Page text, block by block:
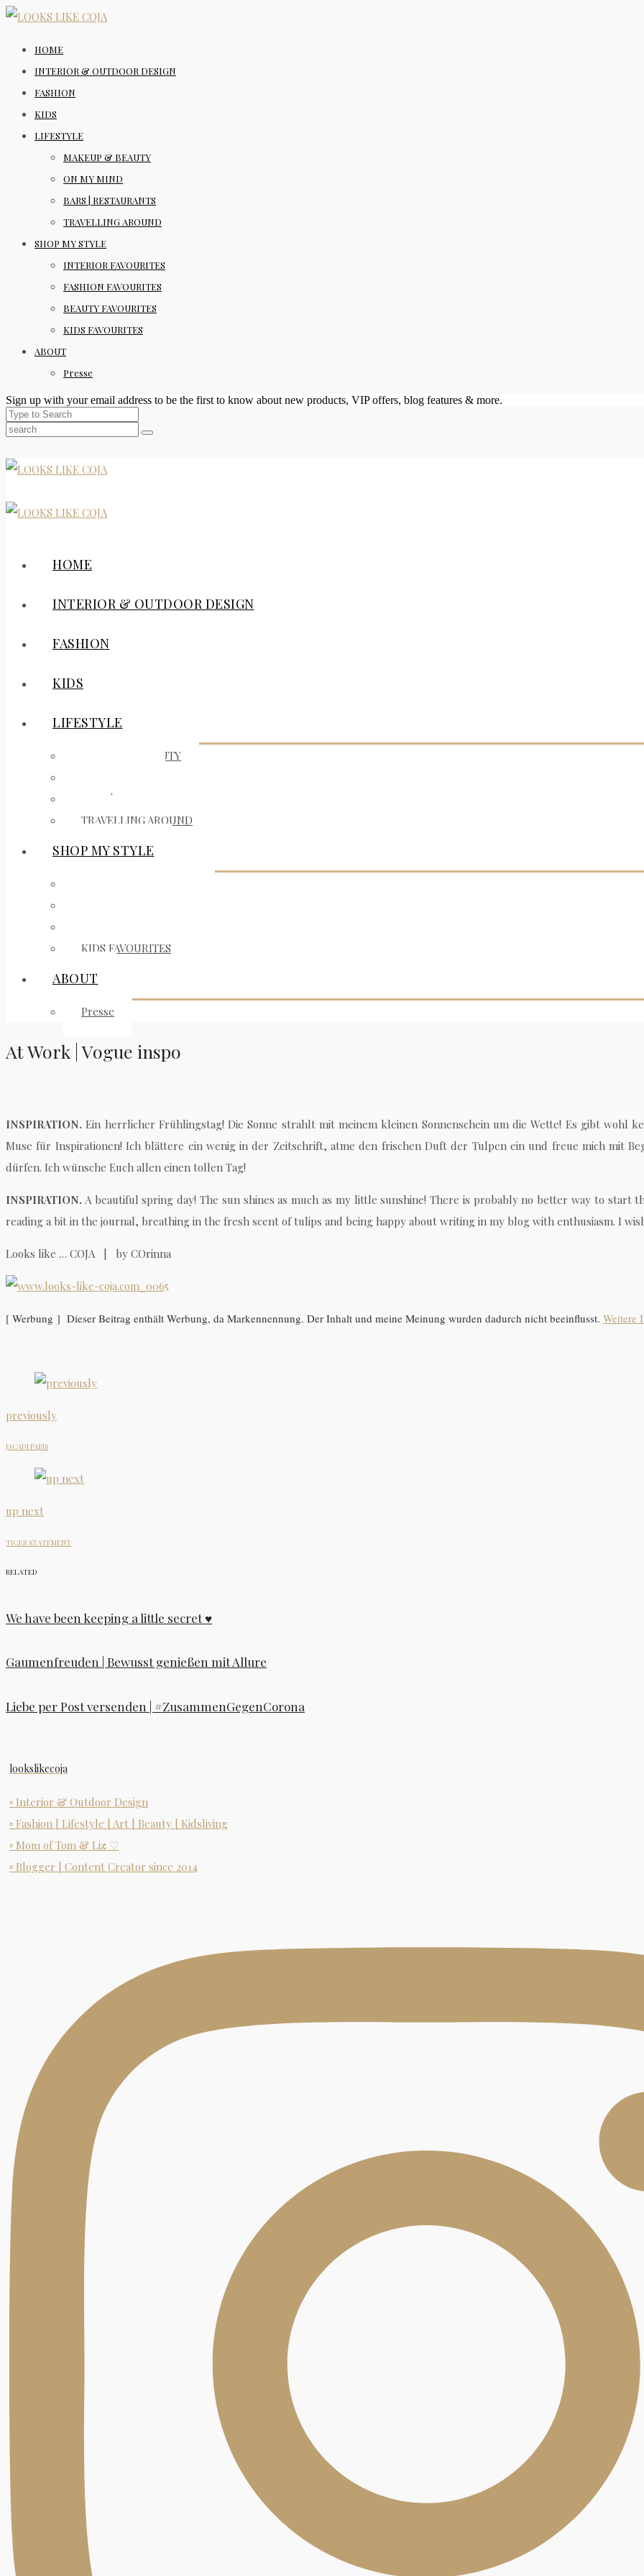
HOME
INTERIOR & OUTDOOR DESIGN
FASHION
KIDS
LIFESTYLE
MAKEUP & BEAUTY
ON MY MIND
BARS | RESTAURANTS
TRAVELLING AROUND
SHOP MY STYLE
INTERIOR FAVOURITES
FASHION FAVOURITES
BEAUTY FAVOURITES
KIDS FAVOURITES
ABOUT
Presse
Sign up with your email address to be the first to know about new products, VIP offers, blog features & more.
HOME
INTERIOR & OUTDOOR DESIGN
FASHION
KIDS
LIFESTYLE
MAKEUP & BEAUTY
BARS | RESTAURANTS
TRAVELLING AROUND
SHOP MY STYLE
KIDS FAVOURITES
ABOUT
Presse
At Work | Vogue inspo
INSPIRATION. Ein herrlicher Frühlingstag! Die Sonne strahlt mit meinem kleinen Sonnenschein um die Wette! Es gibt wohl
Muse für Inspirationen! Ich blättere ein wenig in der Zeitschrift, atme den frischen Duft der Tulpen ein und freue mich mit
dürfen. Ich wünsche Euch allen einen tollen Tag!
INSPIRATION. A beautiful spring day! The sun shines as much as my little sunshine! There is probably no better way to start
reading a bit in the journal, breathing in the fresh scent of tulips and being happy about writing in my blog with enthusiasm. I
Looks like … COJA | by COrinna
[ Werbung ] Dieser Beitrag enthält Werbung, da Markennennung. Der Inhalt und meine Meinung wurden dadurch nicht beeinflusst. Weitere
previously
JACADI PARIS
up next
TIGER STATEMENT
RELATED
We have been keeping a little secret ♥
Gaumenfreuden | Bewusst genießen mit Allure
Liebe per Post versenden | #ZusammenGegenCorona
lookslikecoja
▫ Interior & Outdoor Design
▫ Fashion | Lifestyle | Art | Beauty | Kidsliving
▫ Mom of Tom & Liz ♡
▫ Blogger | Content Creator since 2014